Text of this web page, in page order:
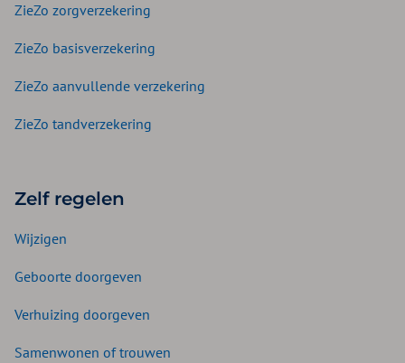
ZieZo zorgverzekering
ZieZo basisverzekering
ZieZo aanvullende verzekering
ZieZo tandverzekering
Zelf regelen
Wijzigen
Geboorte doorgeven
Verhuizing doorgeven
Samenwonen of trouwen